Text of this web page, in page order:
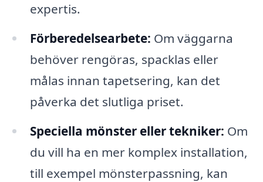
expertis.
Förberedelsearbete: Om väggarna
behöver rengöras, spacklas eller
målas innan tapetsering, kan det
påverka det slutliga priset.
Speciella mönster eller tekniker: Om
du vill ha en mer komplex installation,
till exempel mönsterpassning, kan